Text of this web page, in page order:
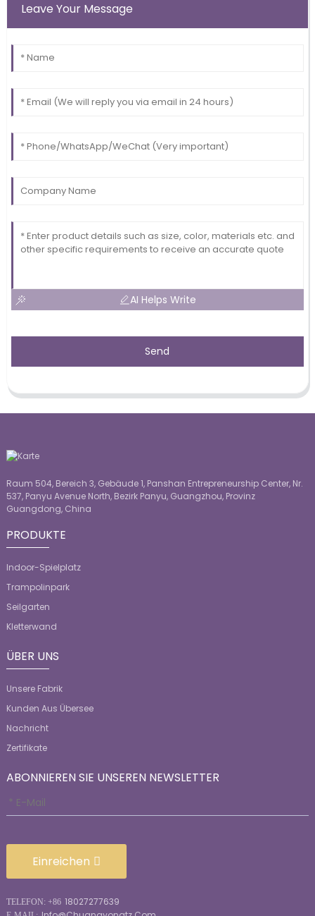
Leave Your Message
AI Helps Write
Send
Raum 504, Bereich 3, Gebäude 1, Panshan Entrepreneurship Center, Nr.
537, Panyu Avenue North, Bezirk Panyu, Guangzhou, Provinz
Guangdong, China
PRODUKTE
Indoor-Spielplatz
Trampolinpark
Seilgarten
Kletterwand
ÜBER UNS
Unsere Fabrik
Kunden Aus Übersee
Nachricht
Zertifikate
ABONNIEREN SIE UNSEREN NEWSLETTER
Einreichen
TELEFON: +86 18027277639